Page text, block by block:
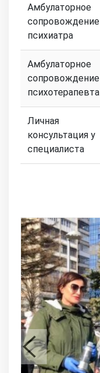
Амбулаторное
сопровождение
психиатра
Амбулаторное
сопровождение
психотерапевта
Личная
консультация у
специалиста